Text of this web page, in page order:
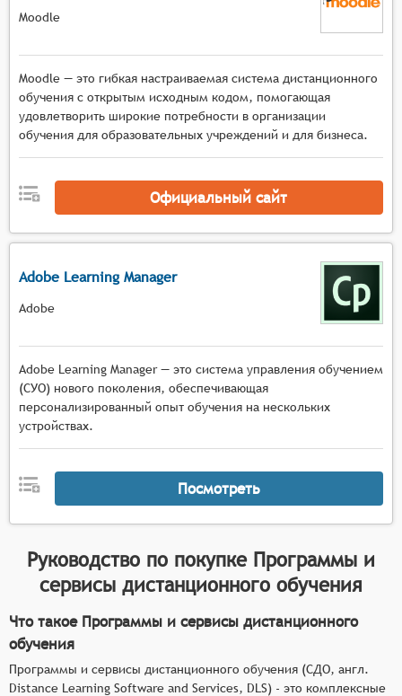
Moodle
Moodle — это гибкая настраиваемая система дистанционного
обучения с открытым исходным кодом, помогающая
удовлетворить широкие потребности в организации
обучения для образовательных учреждений и для бизнеса.
Официальный сайт
Adobe Learning Manager
Adobe
Adobe Learning Manager — это система управления обучением
(СУО) нового поколения, обеспечивающая
персонализированный опыт обучения на нескольких
устройствах.
Посмотреть
Руководство по покупке Программы и
сервисы дистанционного обучения
Что такое Программы и сервисы дистанционного
обучения
Программы и сервисы дистанционного обучения (СДО, англ.
Distance Learning Software and Services, DLS) - это комплексные